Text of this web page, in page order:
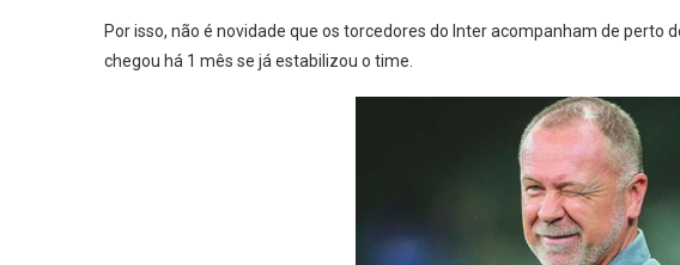
Por isso, não é novidade que os torcedores do Inter acompanham de perto
chegou há 1 mês se já estabilizou o time.